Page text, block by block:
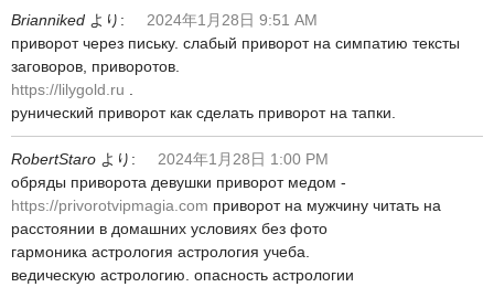
Brianniked より:
2024年1月28日 9:51 AM
приворот через письку. слабый приворот на симпатию тексты
заговоров, приворотов.
https://lilygold.ru
рунический приворот как сделать приворот на тапки.
RobertStaro より:
2024年1月28日 1:00 PM
обряды приворота девушки приворот медом -
https://privorotvipmagia.com приворот на мужчину читать на
расстоянии в домашних условиях без фото
гармоника астрология астрология учеба.
ведическую астрологию. опасность астрологии